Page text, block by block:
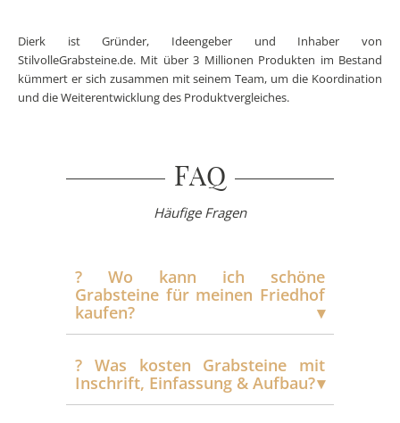
Dierk ist Gründer, Ideengeber und Inhaber von
StilvolleGrabsteine.de. Mit über 3 Millionen Produkten im Bestand
kümmert er sich zusammen mit seinem Team, um die Koordination
und die Weiterentwicklung des Produktvergleiches.
FAQ
Häufige Fragen
?️ Wo kann ich schöne
Grabsteine für meinen Friedhof
kaufen?
?️ Was kosten Grabsteine mit
Inschrift, Einfassung & Aufbau?